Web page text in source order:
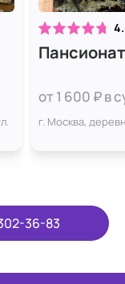
от 1 600 ₽ в
г. Москва,
36-83